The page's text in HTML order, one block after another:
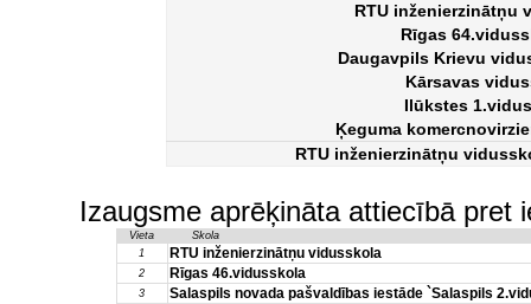
RTU inženierzinātņu
Rīgas
Daugavpils Krievu
Kārsavas
Ilūkstes
Ķeguma
RTU inženierzinātņu
Izaugsme aprēķināta attiecībā pret
Vieta
Skola
1
RTU inženierzinātņu vidusskola
2 Rīgas 46.vidusskola
3 Salaspils novada pašvaldības iestāde `Salaspils